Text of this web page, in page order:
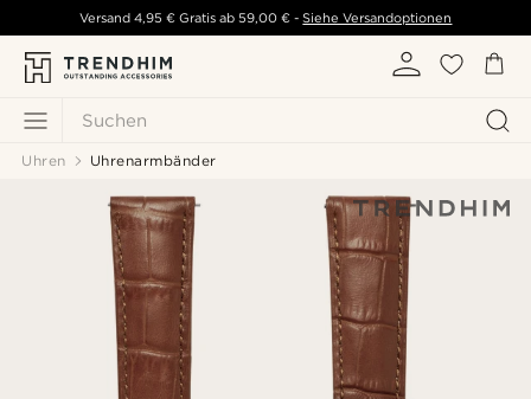
Suchen
Versand 4,95 € Gratis ab 59,00 € - Siehe Versandoptionen
Uhren Uhrenarmbänder